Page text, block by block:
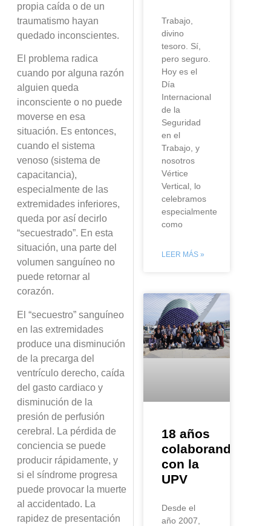
propia caída o de un
traumatismo hayan
quedado inconscientes.
El problema radica
cuando por alguna razón
alguien queda
inconsciente o no puede
moverse en esa
situación. Es entonces,
cuando el sistema
venoso (sistema de
capacitancia),
especialmente de las
extremidades inferiores,
queda por así decirlo
“secuestrado”. En esta
situación, una parte del
volumen sanguíneo no
puede retornar al
corazón.
El “secuestro” sanguíneo
en las extremidades
produce una disminución
de la precarga del
ventrículo derecho, caída
del gasto cardiaco y
disminución de la
presión de perfusión
cerebral. La pérdida de
conciencia se puede
producir rápidamente, y
si el síndrome progresa
puede provocar la muerte
al accidentado. La
rapidez de presentación
Trabajo,
divino
tesoro. Sí,
pero seguro.
Hoy es el
Día
Internacional
de la
Seguridad
en el
Trabajo, y
nosotros
Vértice
Vertical, lo
celebramos
especialmente
como
LEER MÁS »
18 años
colaborando
con la
UPV
Desde el
año 2007,